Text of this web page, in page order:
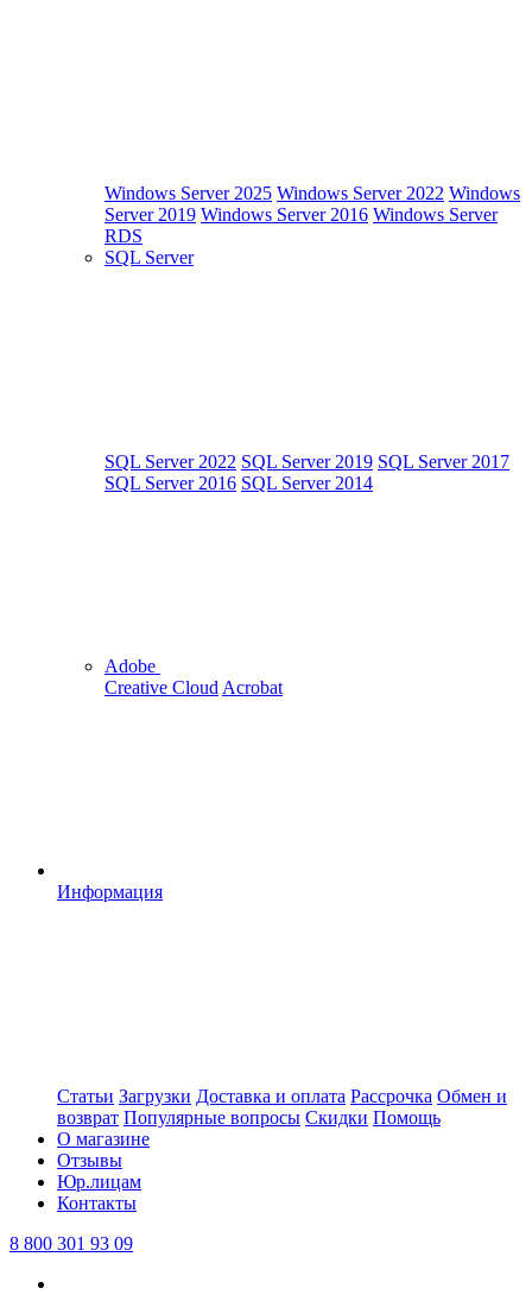
Windows Server 2025 Windows Server 2022 Windows
Server 2019 Windows Server 2016 Windows Server
RDS
SQL Server
SQL Server 2022 SQL Server 2019 SQL Server 2017
SQL Server 2016 SQL Server 2014
Adobe
Creative Cloud Acrobat
Информация
Статьи Загрузки Доставка и оплата Рассрочка Обмен и
возврат Популярные вопросы Скидки Помощь
О магазине
Отзывы
Юр.лицам
Контакты
8 800 301 93 09